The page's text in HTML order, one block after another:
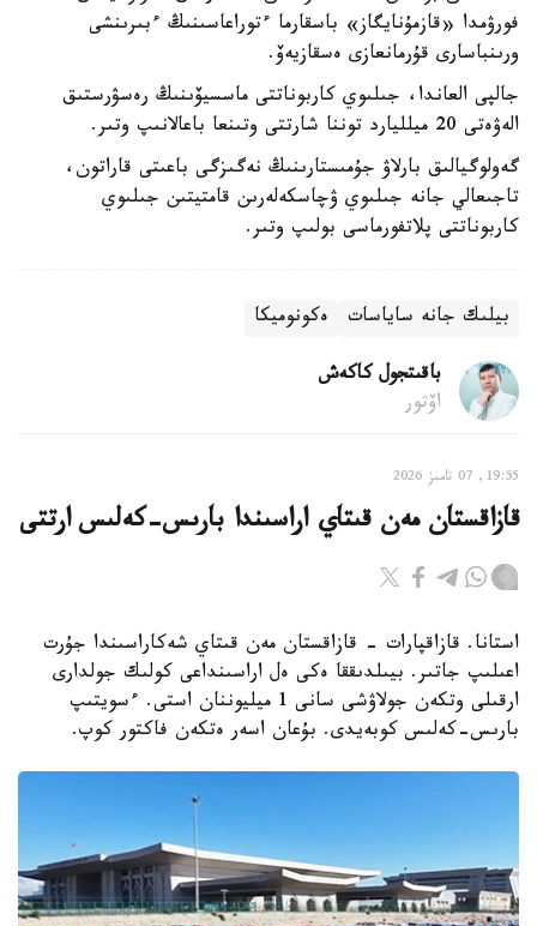
فورۋمدا «قازمۇنايگاز» باسقارما ءتوراعاسىنىڭ ءبىرىنشى
ورىنباسارى قۇرمانعازى ەسقازيەۆ.
جالپى العاندا، جىلىوي كاربوناتتى ماسسيۆىنىڭ رەسۋرستىق
الەۋەتى 20 ميلليارد توننا شارتتى وتىنعا باعالانىپ وتىر.
گەولوگيالىق بارلاۋ جۇمىستارىنىڭ نەگىزگى باعىتى قاراتون،
تاجىعالي جانە جىلىوي ۋچاسكەلەرىن قامتيتىن جىلىوي
كاربوناتتى پلاتفورماسى بولىپ وتىر.
بيلىك جانە ساياسات ەكونوميكا
باقىتجول كاكەش
اۆتور
19:55, 07 تامىز 2026
قازاقستان مەن قىتاي اراسىندا بارىس-كەلىس ارتتى
استانا. قازاقپارات - قازاقستان مەن قىتاي شەكاراسىندا جۇرت
اعىلىپ جاتىر. بيىلدىققا ەكى ەل اراسىنداعى كولىك جولدارى
ارقىلى وتكەن جولاۋشى سانى 1 ميليوننان استى. ءسويتىپ
بارىس-كەلىس كوبەيدى. بۇعان اسەر ەتكەن فاكتور كوپ.